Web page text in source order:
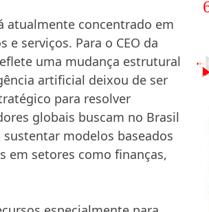
atualmente concentrado em
serviços. Para o CEO da
uma mudança estrutural
artificial deixou de ser
para resolver
globais buscam no Brasil
modelos baseados
em setores como finanças,